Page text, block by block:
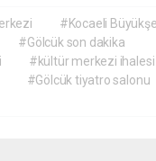
#Kocaeli
#Gölcük son dakika
#kültür merkezi ihalesi
#Gölcük tiyatro salonu